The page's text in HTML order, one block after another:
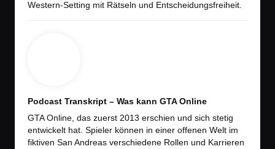
Western-Setting mit Rätseln und Entscheidungsfreiheit.
Podcast Transkript – Was kann GTA Online
GTA Online, das zuerst 2013 erschien und sich stetig
entwickelt hat. Spieler können in einer offenen Welt im
fiktiven San Andreas verschiedene Rollen und Karrieren